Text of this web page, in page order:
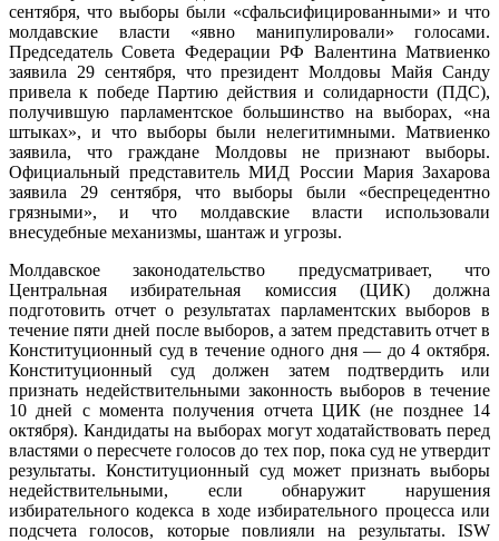
сентября, что выборы были «сфальсифицированными» и что
молдавские власти «явно манипулировали» голосами.
Председатель Совета Федерации РФ Валентина Матвиенко
заявила 29 сентября, что президент Молдовы Майя Санду
привела к победе Партию действия и солидарности (ПДС),
получившую парламентское большинство на выборах, «на
штыках», и что выборы были нелегитимными. Матвиенко
заявила, что граждане Молдовы не признают выборы.
Официальный представитель МИД России Мария Захарова
заявила 29 сентября, что выборы были «беспрецедентно
грязными», и что молдавские власти использовали
внесудебные механизмы, шантаж и угрозы.
Молдавское законодательство предусматривает, что
Центральная избирательная комиссия (ЦИК) должна
подготовить отчет о результатах парламентских выборов в
течение пяти дней после выборов, а затем представить отчет в
Конституционный суд в течение одного дня — до 4 октября.
Конституционный суд должен затем подтвердить или
признать недействительными законность выборов в течение
10 дней с момента получения отчета ЦИК (не позднее 14
октября). Кандидаты на выборах могут ходатайствовать перед
властями о пересчете голосов до тех пор, пока суд не утвердит
результаты. Конституционный суд может признать выборы
недействительными, если обнаружит нарушения
избирательного кодекса в ходе избирательного процесса или
подсчета голосов, которые повлияли на результаты. ISW